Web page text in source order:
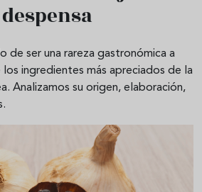
de ser una rareza gastronómica a
ingredientes más apreciados de la
Analizamos su origen, elaboración,